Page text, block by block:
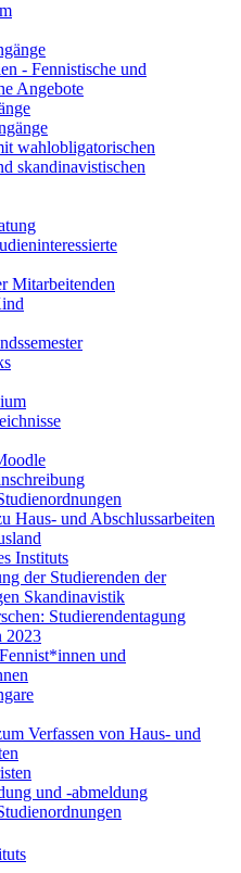
- Fennistische und
Angebote
wahlobligatorischen
skandinavistischen
Mitarbeitenden
Haus- und Abschlussarbeiten
Instituts
der Studierenden der
Skandinavistik
Studierendentagung
2023
und
Verfassen von Haus- und
und -abmeldung